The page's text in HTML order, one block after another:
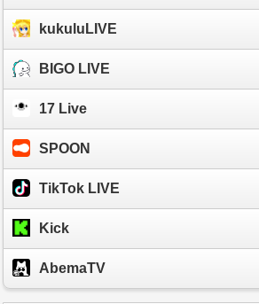
kukuluLIVE
BIGO LIVE
17 Live
SPOON
TikTok LIVE
Kick
AbemaTV